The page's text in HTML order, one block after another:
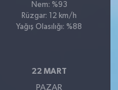
Nem: %93
Rüzgar: 12 km/h
Yağış Olasılığı: %88
22 MART
PAZAR